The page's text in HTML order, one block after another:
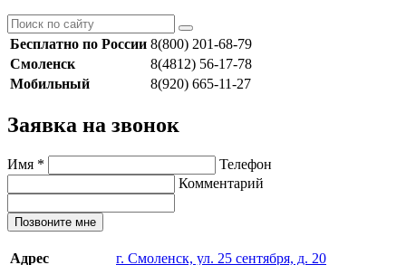
Бесплатно по России 8(800) 201-68-79
Смоленск
8(4812) 56-17-78
Мобильный
8(920) 665-11-27
Заявка на звонок
Имя *
Телефон
Комментарий
Позвоните мне
Адрес
г. Смоленск, ул. 25 сентября, д. 20